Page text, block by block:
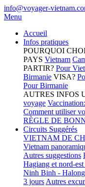
info@voyager-
Menu
Accueil
Infos pratiques
POURQUOI
PAYS Vietnam
PARTIR? Pour
Birmanie VISA?
Pour Birmanie
AUTRES INFOS
voyage
Comment utiliser
RÈGLE DE
Circuits Suggérés
VIETNAM DE
Vietnam
Autres suggestions
Hagiang et nord-
Ninh Binh -
3 jours Autres